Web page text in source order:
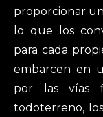
proporcionar
lo que los
para cada
embarcen en
por las vías
todoterreno,